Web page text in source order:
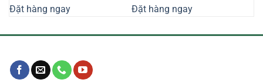
4.760.000₫.
4.250.000₫.
Đặt hàng ngay
11.800.000₫.
Đặt hàng ngay